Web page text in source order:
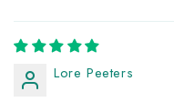
Lore Peeters